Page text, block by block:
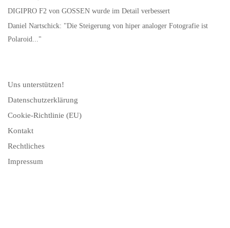
DIGIPRO F2 von GOSSEN wurde im Detail verbessert
Daniel Nartschick: "Die Steigerung von hiper analoger Fotografie ist
Polaroid..."
Uns unterstützen!
Datenschutzerklärung
Cookie-Richtlinie (EU)
Kontakt
Rechtliches
Impressum